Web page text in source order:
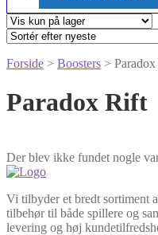
Forside > Boosters >
Paradox Rift
Der blev ikke fundet nogle
Vi tilbyder et bredt sortiment
tilbehør til både spillere og
levering og høj